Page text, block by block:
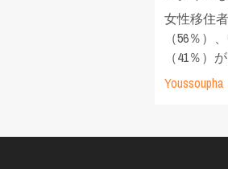
女性移住
（56％）
（41％）
Youssoupha